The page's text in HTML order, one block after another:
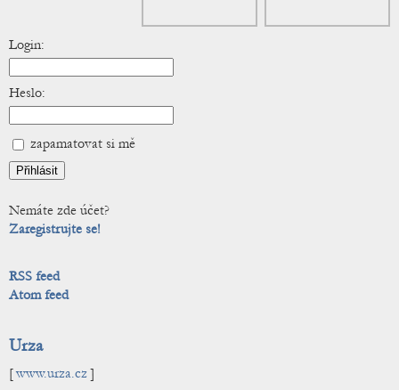
Login:
Heslo:
zapamatovat si mě
Nemáte zde účet?
Zaregistrujte se!
RSS feed
Atom feed
Urza
[www.urza.cz]